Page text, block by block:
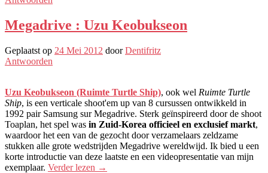
Megadrive : Uzu Keobukseon
Geplaatst op 24 Mei 2012 doorDentifritz
Antwoorden
Uzu Keobukseon (Ruimte Turtle Ship), ook wel Ruimte Turtle
Ship, is een verticale shoot'em up van 8 cursussen ontwikkeld in
1992 pair Samsung sur Megadrive. Sterk geïnspireerd door de shoot
Toaplan, het spel was in Zuid-Korea officieel en exclusief markt,
waardoor het een van de gezocht door verzamelaars zeldzame
stukken alle grote wedstrijden Megadrive wereldwijd. Ik bied u een
korte introductie van deze laatste en een videopresentatie van mijn
exemplaar. Verder lezen →